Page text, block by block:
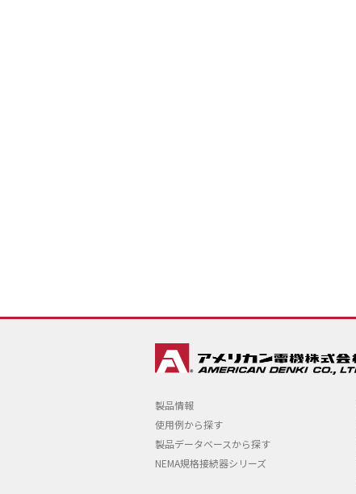
製品情報
使用例から探す
製品データベースから探す
NEMA規格接続器シリーズ